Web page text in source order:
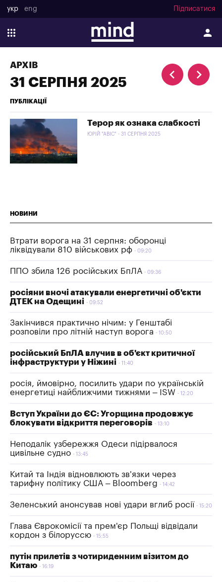
укр eng Підписатися
АРХІВ
31 СЕРПНЯ 2025
ПУБЛІКАЦІЇ
Терор як ознака слабкості
ЮРІЙ "АВІС" - 31 СЕРПНЯ 2025
НОВИНИ
Втрати ворога на 31 серпня: оборонці
ліквідували 810 військових рф
09:20
ППО збила 126 російських БпЛА 09:36
росіяни вночі атакували енергетичні об'єкти
ДТЕК на Одещині
09:52
Закінчився практично нічим: у Генштабі
розповіли про літній наступ ворога
10:50
російський БпЛА влучив в об'єкт критичної
інфраструктури у Ніжині
11:40
росія, ймовірно, посилить удари по українській
енергетиці найближчими тижнями – ISW
12:20
Вступ України до ЄС: Угорщина продовжує
блокувати відкриття переговорів
13:10
Неподалік узбережжя Одеси підірвалося
цивільне судно
13:45
Китай та Індія відновлюють зв'язки через
тарифну політику США – Bloomberg
14:42
Зеленський анонсував нові удари вглиб росії 15:20
Глава Єврокомісії та прем'єр Польщі відвідали
кордон з білоруссю
15:55
путін прилетів з чотириденним візитом до
Китаю
16:19